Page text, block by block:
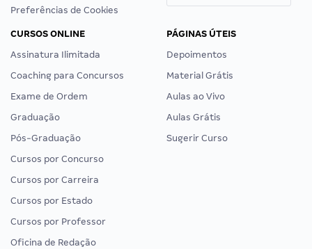
Preferências de Cookies
CURSOS ONLINE
Assinatura Ilimitada
Coaching para Concursos
Exame de Ordem
Graduação
Pós-Graduação
Cursos por Concurso
Cursos por Carreira
Cursos por Estado
Cursos por Professor
Oficina de Redação
PÁGINAS ÚTEIS
Depoimentos
Material Grátis
Aulas ao Vivo
Aulas Grátis
Sugerir Curso